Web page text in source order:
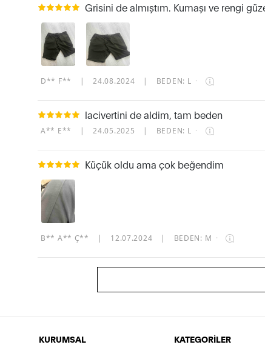
Grisini de almıştım. Kumaşı ve rengi
D** F** | 24.08.2024 | BEDEN: L ·
lacivertini de aldim, tam beden
A** E** | 24.05.2025 | BEDEN: L ·
Küçük oldu ama çok beğendim
B** A** Ç** | 12.07.2024 | BEDEN: M ·
KURUMSAL KATEGORİLER